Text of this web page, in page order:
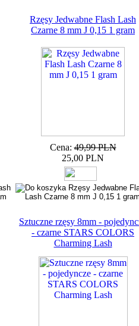
Rzęsy Jedwabne Flash Lash
Czarne 8 mm J 0,15 1 gram
Cena: 49,99 PLN
25,00 PLN
Sztuczne rzęsy 8mm -
- czarne STARS COLORS
Charming Lash